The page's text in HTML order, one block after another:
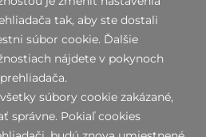
tak, aby ste dostali
súbor cookie. Ďalšie
nájdete v pokynoch
súbory cookie zakázané,
správne. Pokiaľ cookies